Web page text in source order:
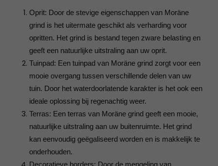
Oprit: Door de stevige eigenschappen van Moräne
grind is het uitermate geschikt als verharding voor
opritten. Het grind is bestand tegen zware belasting en
geeft een natuurlijke uitstraling aan uw oprit.
Tuinpad: Een tuinpad van Moräne grind zorgt voor een
mooie overgang tussen verschillende delen van uw
tuin. Door het waterdoorlatende karakter is het ook een
ideale oplossing bij regenachtig weer.
Terras: Een terras van Moräne grind geeft een mooie,
natuurlijke uitstraling aan uw buitenruimte. Het grind
kan eenvoudig geëgaliseerd worden en is makkelijk te
onderhouden.